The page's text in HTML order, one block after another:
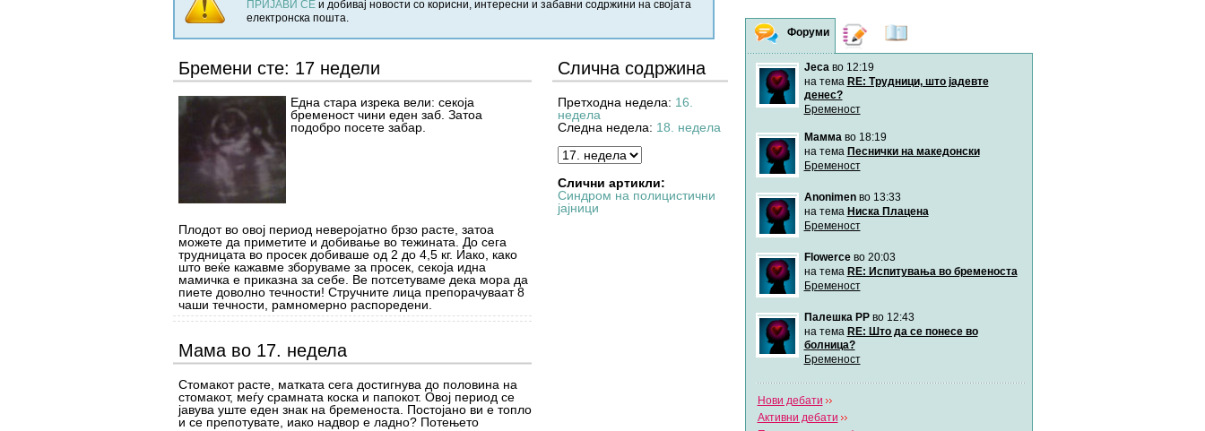
ПРИЈАВИ СЕи добивај новости со корисни, интересни и забавни содржини на својата
електронска пошта.
Бремени сте: 17 недели
Една стара изрека вели: секоја
бременост чини еден заб. Затоа
подобро посете забар.
Плодот во овој период неверојатно брзо расте, затоа
можете да приметите и добивање во тежината. До сега
трудницата во просек добиваше од 2 до 4,5 кг. Иако, како
што веќе кажавме зборуваме за просек, секоја идна
мамичка е приказна за себе. Ве потсетуваме дека мора да
пиете доволно течности! Стручните лица препорачуваат 8
чаши течности, рамномерно распоредени.
Мама во 17. недела
Стомакот расте, матката сега достигнува до половина на
стомакот, меѓу срамната коска и папокот. Овој период се
јавува уште еден знак на бременоста. Постојано ви е топло
и се препотувате, иако надвор е ладно? Потењето
Слична содржина
Претходна недела: 16.
недела
Следна недела: 18. недела
Слични артикли:
Синдром на полицистични
јајници
Форуми Дневници
Jecaво 12:19
на тема RE: Трудници, што јадевте
денес?
Бременост
Маммаво 18:19
на тема Песнички на македонски
Бременост
Anonimenво 13:33
на тема Ниска Плацена
Бременост
Flowerceво 20:03
на тема RE: Испитувања во бременоста
Бременост
Палешка РРво 12:43
на тема RE: Што да се понесе во
болница?
Бременост
Нови дебати
Активни дебати